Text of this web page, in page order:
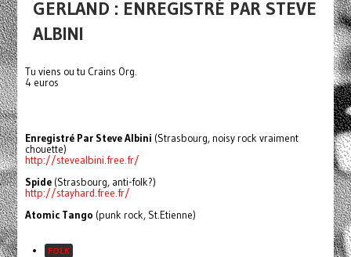
GERLAND : ENREGISTRÉ PAR STEVE
ALBINI
Tu viens ou tu Crains Org.
4 euros
Enregistré Par Steve Albini (Strasbourg, noisy rock vraiment
chouette)
http://stevealbini.free.fr/
Spide (Strasbourg, anti-folk?)
http://stayhard.free.fr/
Atomic Tango (punk rock, St.Etienne)
FOLK